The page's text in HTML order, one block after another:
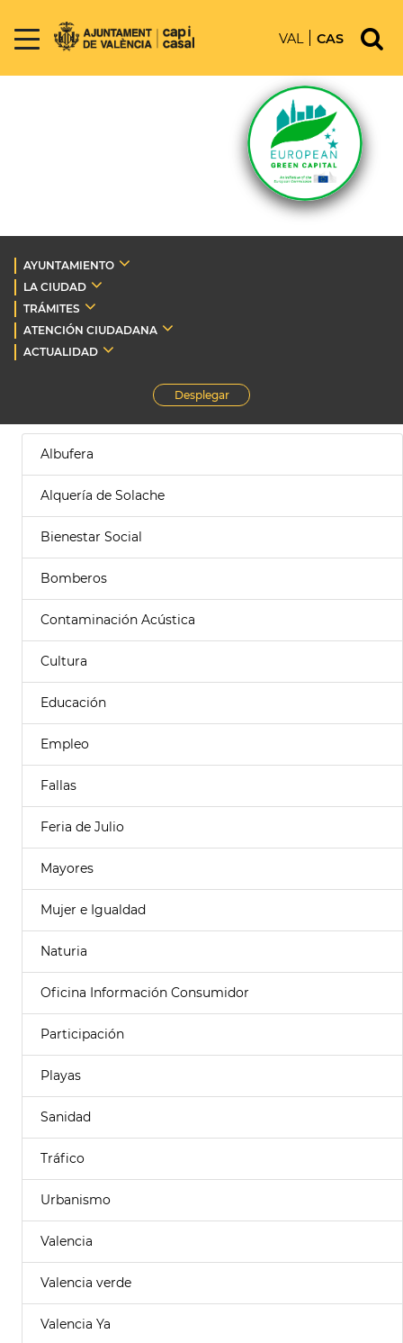
VAL CAS
AYUNTAMIENTO
LA CIUDAD
TRÁMITES
ATENCIÓN CIUDADANA
ACTUALIDAD
Desplegar
Albufera
Alquería de Solache
Bienestar Social
Bomberos
Contaminación Acústica
Cultura
Educación
Empleo
Fallas
Feria de Julio
Mayores
Mujer e Igualdad
Naturia
Oficina Información Consumidor
Participación
Playas
Sanidad
Tráfico
Urbanismo
Valencia
Valencia verde
Valencia Ya